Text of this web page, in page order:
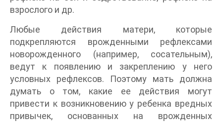
взрослого и др.
Любые действия матери, которые
подкрепляются врожденными рефлексами
новорожденного (например, сосательным),
ведут к появлению и закреплению у него
условных рефлексов. Поэтому мать должна
думать о том, какие ее действия могут
привести к возникновению у ребенка вредных
привычек, основанных на врожденных